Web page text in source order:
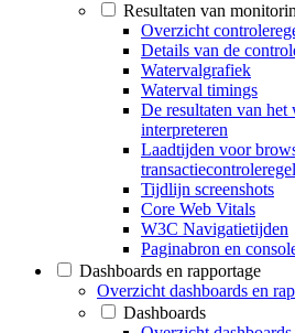
Resultaten van
Overzicht
Details van de
Watervalgrafiek
Waterval timings
De resultaten van het
interpreteren
Laadtijden voor
Tijdlijn screenshots
Core Web Vitals
W3C Navigatietijden
Paginabron en
Dashboards en rapportage
Overzicht dashboards en
Dashboards